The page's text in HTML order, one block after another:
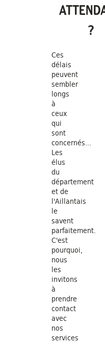
?
Ces
délais
peuvent
sembler
longs
à
ceux
qui
sont
concernés...
Les
élus
du
département
et de
l'Aillantais
le
savent
parfaitement.
C'est
pourquoi,
nous
les
invitons
à
prendre
contact
avec
nos
services